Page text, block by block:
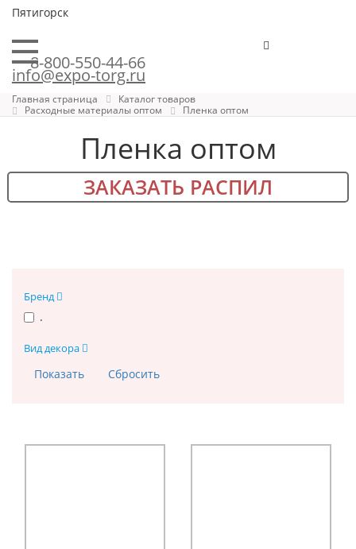
Пятигорск
8-800-550-44-66
info@expo-torg.ru
Главная страница
Каталог товаров
Расходные материалы оптом
Пленка оптом
Пленка оптом
ЗАКАЗАТЬ РАСПИЛ
Бренд
.
Вид декора